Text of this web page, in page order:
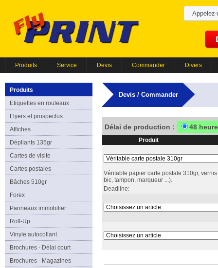
Produits Service Devis Commander Divers
Produits
Etiquettes en rouleaux
Flyers et prospectus
Affiches
Dépliants 135gr
Cartes de visite
Cartes postales
Bâches 510gr
Forex
Panneaux immobilier
Roll-Up
Vinyle autocollant
Brochures - Délai court
Brochures - Magazines
Devis / Commander
Délai de production : 48
Produit
Véritable papier carte postale 310gr,
bic, tampon, marqueur ...).
Deadline: